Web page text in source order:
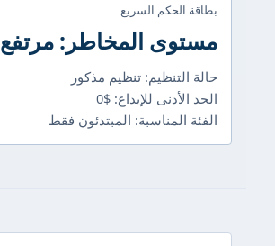
بطاقة الحكم السريع
مستوى المخاطر: مرتفع
حالة التنظيم: تنظيم مذكور
الحد الأدنى للإيداع: $0
الفئة المناسبة: المبتدئون فقط